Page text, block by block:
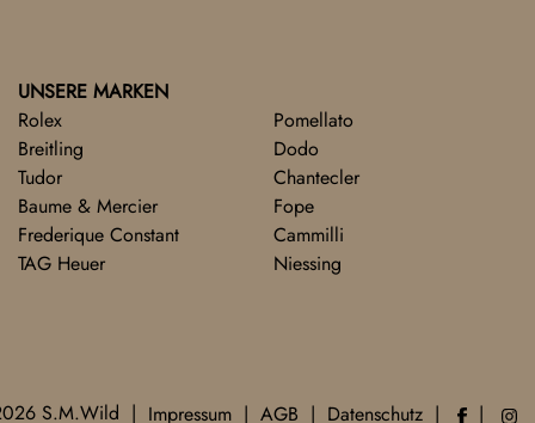
UNSERE MARKEN
Rolex
Breitling
Tudor
Baume & Mercier
Frederique Constant
TAG Heuer
Pomellato
Dodo
Chantecler
Fope
Cammilli
Niessing
S.M.Wild Impressum AGB Datenschutz